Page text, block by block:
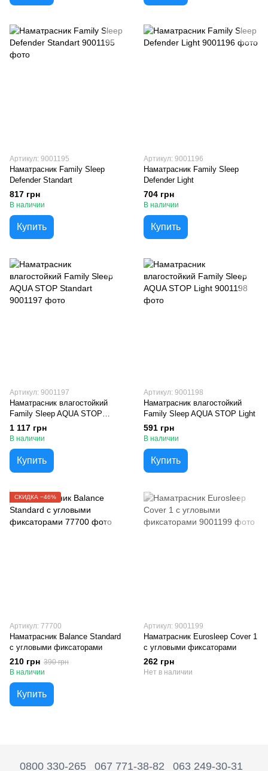
Артикул: 9001195
Наматрасник Family Sleep
Defender Standart
817 грн
В наличии
Купить
Артикул: 9001196
Наматрасник Family Sleep
Defender Light
704 грн
В наличии
Купить
Артикул: 9001197
Наматрасник влагостойкий
Family Sleep AQUA STOP
Standart
1 117 грн
В наличии
Купить
Артикул: 9001198
Наматрасник влагостойкий
Family Sleep AQUA STOP Light
591 грн
В наличии
Купить
СКИДКА −46%
Артикул: 77700
Наматрасник Balance Standard
с угловыми фиксаторами
210 грн 390 грн
В наличии
Купить
Артикул: 9001199
Наматрасник Eurosleep Cover 1
с угловыми фиксаторами
262 грн
Нет в наличии
0800 330-265 067 771-38-82 063 249-30-31